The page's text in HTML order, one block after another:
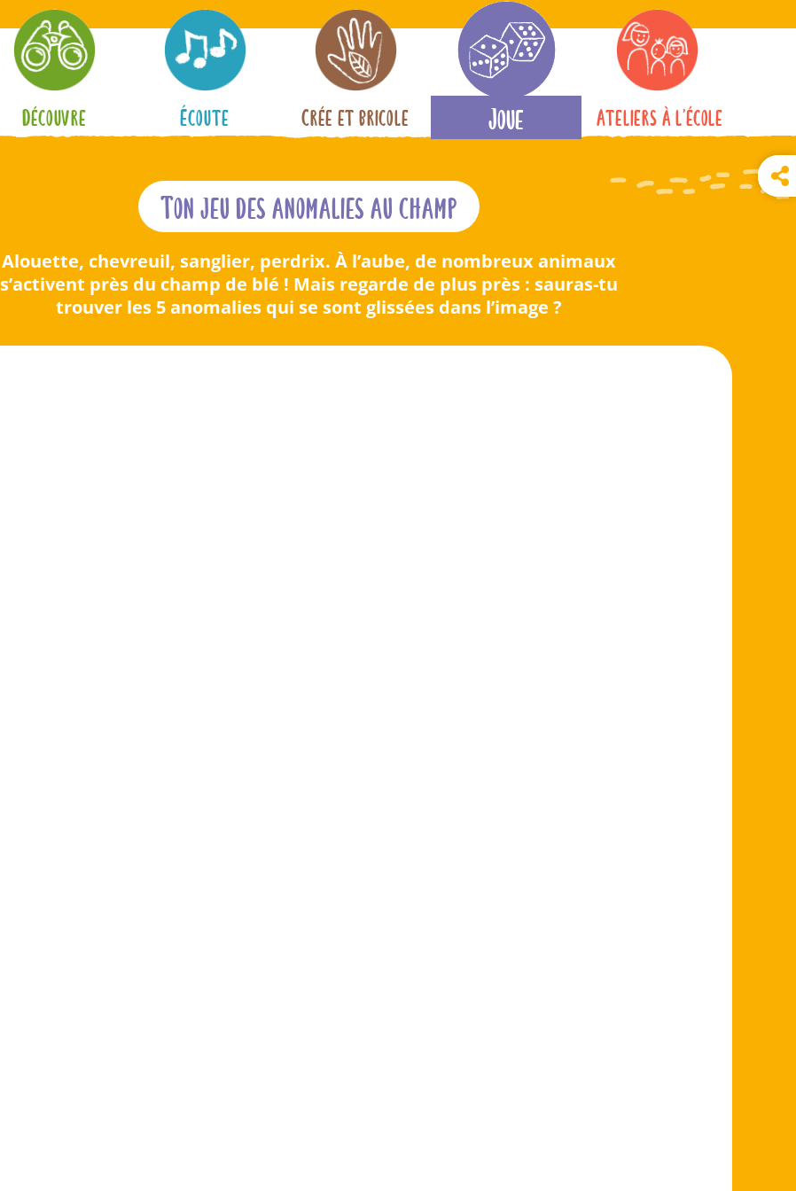
Découvre Écoute Crée et bricole Joue Ateliers à l’école
Ton jeu des anomalies au champ
Alouette, chevreuil, sanglier, perdrix. À l’aube, de nombreux animaux
s’activent près du champ de blé ! Mais regarde de plus près : sauras-tu
trouver les 5 anomalies qui se sont glissées dans l’image ?